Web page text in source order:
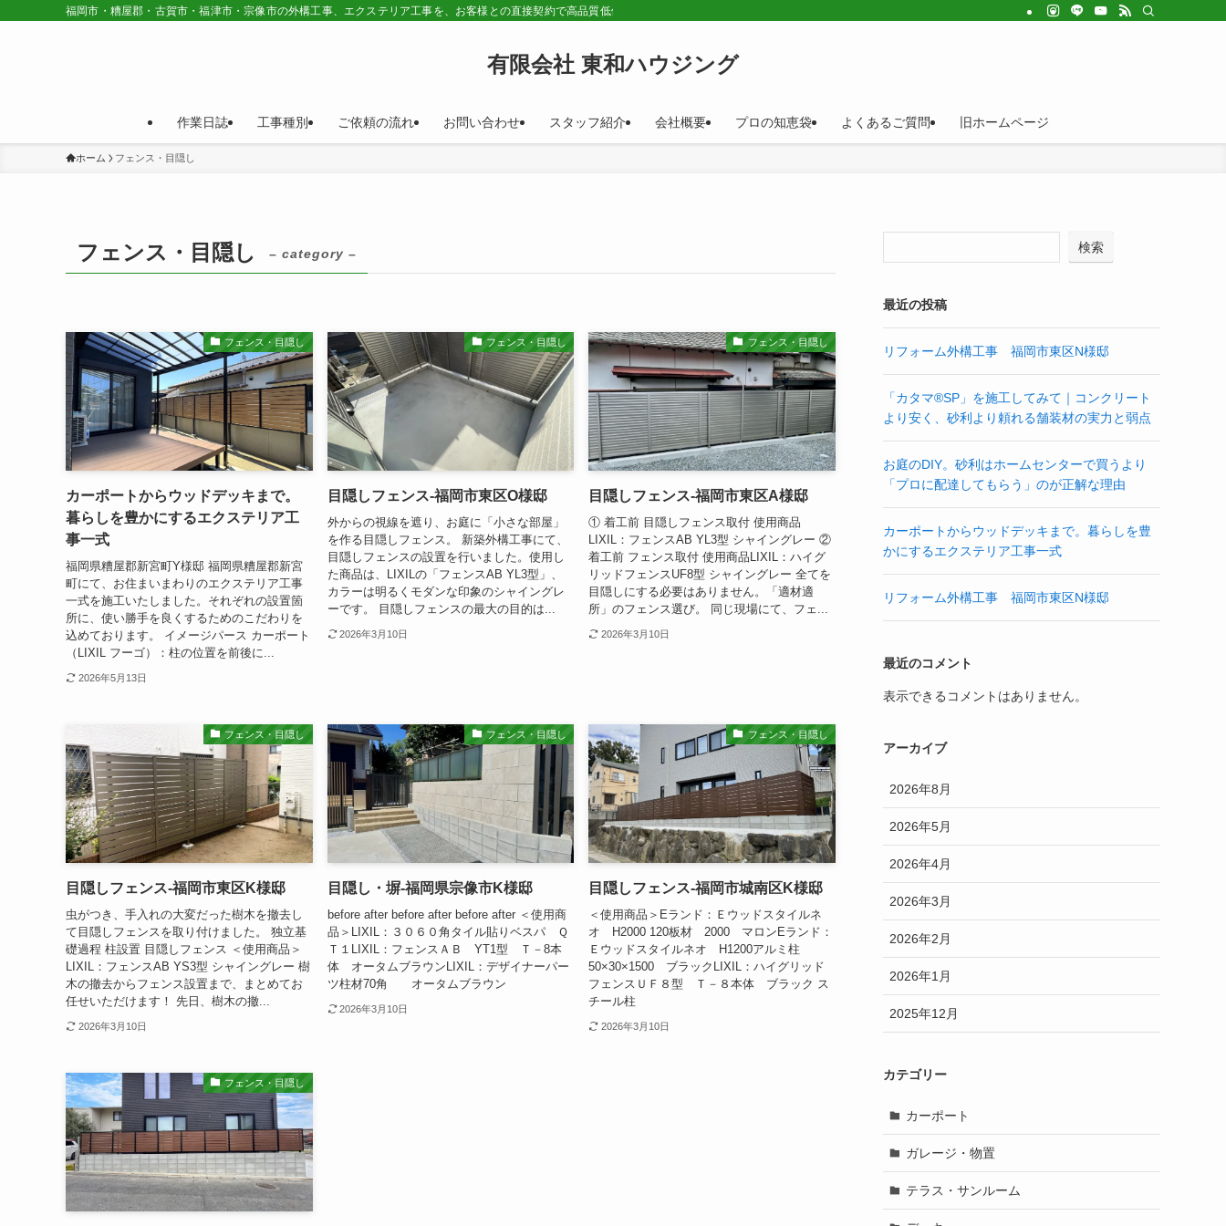
福岡市・糟屋郡・古賀市・福津市・宗像市の外構工事、エクステリア工事を、お客様との直接契約で高品質低価格の工事をご提供します。
有限会社 東和ハウジング
作業日誌 工事種別 ご依頼の流れ お問い合わせ スタッフ紹介 会社概要 プロの知恵袋 よくあるご質問 旧ホームページ
ホーム フェンス・目隠し
フェンス・目隠し – category –
フェンス・目隠し
カーポートからウッドデッキまで。
暮らしを豊かにするエクステリア工
事一式
福岡県糟屋郡新宮町Y様邸 福岡県糟屋郡新宮
町にて、お住まいまわりのエクステリア工事
一式を施工いたしました。それぞれの設置箇
所に、使い勝手を良くするためのこだわりを
込めております。 イメージパース カーポート
（LIXIL フーゴ）：柱の位置を前後に...
2026年5月13日
フェンス・目隠し
目隠しフェンス-福岡市東区O様邸
外からの視線を遮り、お庭に「小さな部屋」
を作る目隠しフェンス。 新築外構工事にて、
目隠しフェンスの設置を行いました。使用し
た商品は、LIXILの「フェンスAB YL3型」、
カラーは明るくモダンな印象のシャイングレ
ーです。 目隠しフェンスの最大の目的は...
2026年3月10日
フェンス・目隠し
目隠しフェンス-福岡市東区A様邸
① 着工前 目隠しフェンス取付 使用商品
LIXIL：フェンスAB YL3型 シャイングレー ②
着工前 フェンス取付 使用商品LIXIL：ハイグ
リッドフェンスUF8型 シャイングレー 全てを
目隠しにする必要はありません。「適材適
所」のフェンス選び。 同じ現場にて、フェ...
2026年3月10日
フェンス・目隠し
目隠しフェンス-福岡市東区K様邸
虫がつき、手入れの大変だった樹木を撤去し
て目隠しフェンスを取り付けました。 独立基
礎過程 柱設置 目隠しフェンス ＜使用商品＞
LIXIL：フェンスAB YS3型 シャイングレー 樹
木の撤去からフェンス設置まで、まとめてお
任せいただけます！ 先日、樹木の撤...
2026年3月10日
フェンス・目隠し
目隠し・塀-福岡県宗像市K様邸
before after before after before after ＜使用商
品＞LIXIL：３０６０角タイル貼りベスパ Ｑ
Ｔ１LIXIL：フェンスＡＢ YT1型 Ｔ－8本
体 オータムブラウンLIXIL：デザイナーパー
ツ柱材70角 オータムブラウン
2026年3月10日
フェンス・目隠し
目隠しフェンス-福岡市城南区K様邸
＜使用商品＞Eランド：Ｅウッドスタイルネ
オ H2000 120板材 2000 マロンEランド：
Ｅウッドスタイルネオ H1200アルミ柱
50×30×1500 ブラックLIXIL：ハイグリッド
フェンスＵＦ８型 Ｔ－８本体 ブラック ス
チール柱
2026年3月10日
フェンス・目隠し
検索
最近の投稿
リフォーム外構工事 福岡市東区N様邸
「カタマ®SP」を施工してみて｜コンクリート
より安く、砂利より頼れる舗装材の実力と弱点
お庭のDIY。砂利はホームセンターで買うより
「プロに配達してもらう」のが正解な理由
カーポートからウッドデッキまで。暮らしを豊
かにするエクステリア工事一式
リフォーム外構工事 福岡市東区N様邸
最近のコメント
表示できるコメントはありません。
アーカイブ
2026年8月
2026年5月
2026年4月
2026年3月
2026年2月
2026年1月
2025年12月
カテゴリー
カーポート
ガレージ・物置
テラス・サンルーム